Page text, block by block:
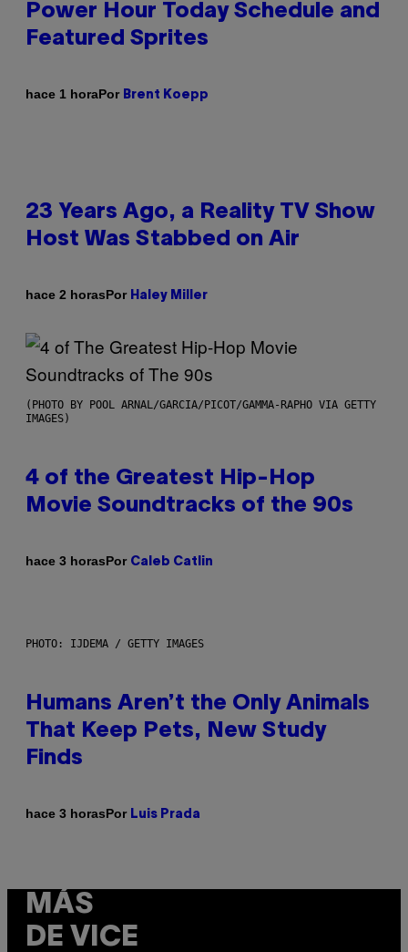
Power Hour Today Schedule and
Featured Sprites
hace 1 horaPor Brent Koepp
23 Years Ago, a Reality TV Show
Host Was Stabbed on Air
hace 2 horasPor Haley Miller
(PHOTO BY POOL ARNAL/GARCIA/PICOT/GAMMA-RAPHO VIA GETTY
IMAGES)
4 of the Greatest Hip-Hop
Movie Soundtracks of the 90s
hace 3 horasPor Caleb Catlin
PHOTO: IJDEMA / GETTY IMAGES
Humans Aren’t the Only Animals
That Keep Pets, New Study
Finds
hace 3 horasPor Luis Prada
MÁS
DE VICE